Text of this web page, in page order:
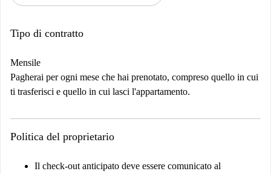
Tipo di contratto
Mensile
Pagherai per ogni mese che hai prenotato, compreso quello in cui
ti trasferisci e quello in cui lasci l'appartamento.
Politica del proprietario
Il check-out anticipato deve essere comunicato al